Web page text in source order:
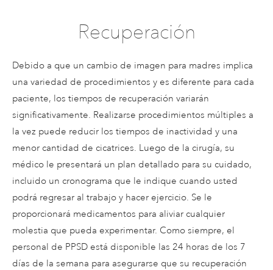
Recuperación
Debido a que un cambio de imagen para madres implica
una variedad de procedimientos y es diferente para cada
paciente, los tiempos de recuperación variarán
significativamente. Realizarse procedimientos múltiples a
la vez puede reducir los tiempos de inactividad y una
menor cantidad de cicatrices. Luego de la cirugía, su
médico le presentará un plan detallado para su cuidado,
incluido un cronograma que le indique cuando usted
podrá regresar al trabajo y hacer ejercicio. Se le
proporcionará medicamentos para aliviar cualquier
molestia que pueda experimentar. Como siempre, el
personal de PPSD está disponible las 24 horas de los 7
días de la semana para asegurarse que su recuperación